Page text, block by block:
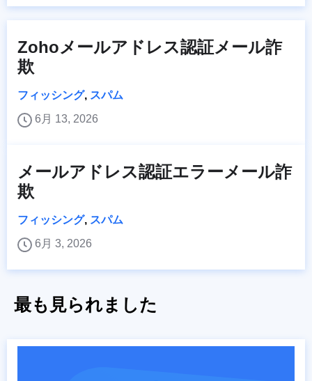
Zohoメールアドレス認証メール詐
欺
フィッシング, スパム
6月 13, 2026
メールアドレス認証エラーメール詐
欺
フィッシング, スパム
6月 3, 2026
最も見られました